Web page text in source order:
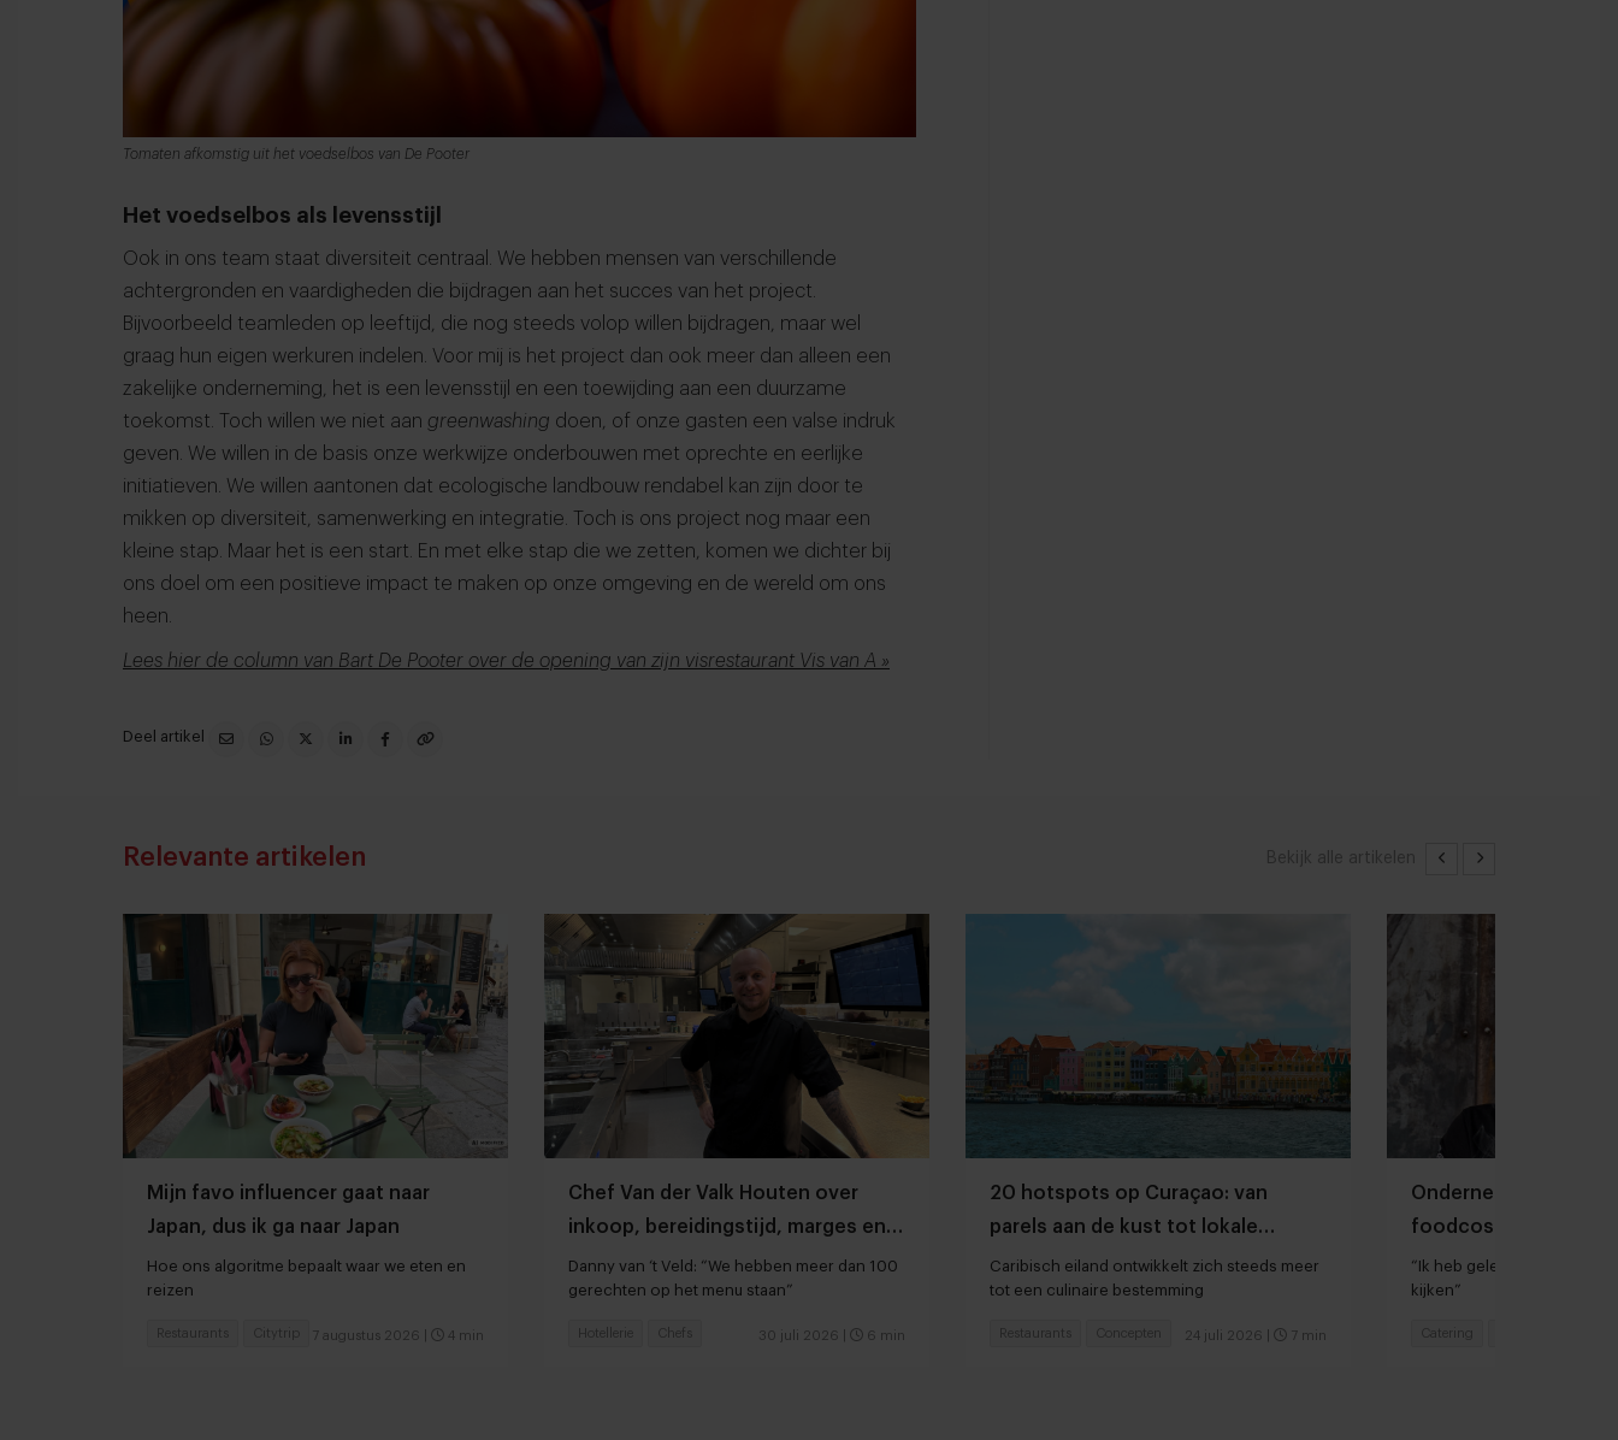
Tomaten afkomstig uit het voedselbos van De Pooter
Het voedselbos als levensstijl
Ook in ons team staat diversiteit centraal. We hebben mensen van verschillende
achtergronden en vaardigheden die bijdragen aan het succes van het project.
Bijvoorbeeld teamleden op leeftijd, die nog steeds volop willen bijdragen, maar wel
graag hun eigen werkuren indelen. Voor mij is het project dan ook meer dan alleen een
zakelijke onderneming, het is een levensstijl en een toewijding aan een duurzame
toekomst. Toch willen we niet aan greenwashing doen, of onze gasten een valse indruk
geven. We willen in de basis onze werkwijze onderbouwen met oprechte en eerlijke
initiatieven. We willen aantonen dat ecologische landbouw rendabel kan zijn door te
mikken op diversiteit, samenwerking en integratie. Toch is ons project nog maar een
kleine stap. Maar het is een start. En met elke stap die we zetten, komen we dichter bij
ons doel om een positieve impact te maken op onze omgeving en de wereld om ons
heen.
Lees hier de column van Bart De Pooter over de opening van zijn visrestaurant Vis van A »
Deel artikel
Bekijk alle artikelen
Relevante artikelen
Mijn favo influencer gaat naar
Japan, dus ik ga naar Japan
Hoe ons algoritme bepaalt waar we eten en
reizen
7 augustus 2026 4 min
Restaurants Citytrip
Chef Van der Valk Houten over
inkoop, bereidingstijd, marges en
hardlopers
Danny van ‘t Veld: “We hebben meer dan 100
gerechten op het menu staan”
30 juli 2026 6 min
Hotellerie Chefs
20 hotspots op Curaçao: van
parels aan de kust tot lokale
favorieten
Caribisch eiland ontwikkelt zich steeds meer
tot een culinaire bestemming
24 juli 2026 7 min
Restaurants Concepten
Ondernemer Jord
foodcost, personeel
“Ik heb geleerd meer naar
kijken”
Catering